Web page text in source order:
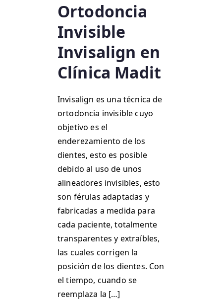
Ortodoncia
Invisible
Invisalign en
Clínica Madit
Invisalign es una técnica de
ortodoncia invisible cuyo
objetivo es el
enderezamiento de los
dientes, esto es posible
debido al uso de unos
alineadores invisibles, esto
son férulas adaptadas y
fabricadas a medida para
cada paciente, totalmente
transparentes y extraíbles,
las cuales corrigen la
posición de los dientes. Con
el tiempo, cuando se
reemplaza la […]